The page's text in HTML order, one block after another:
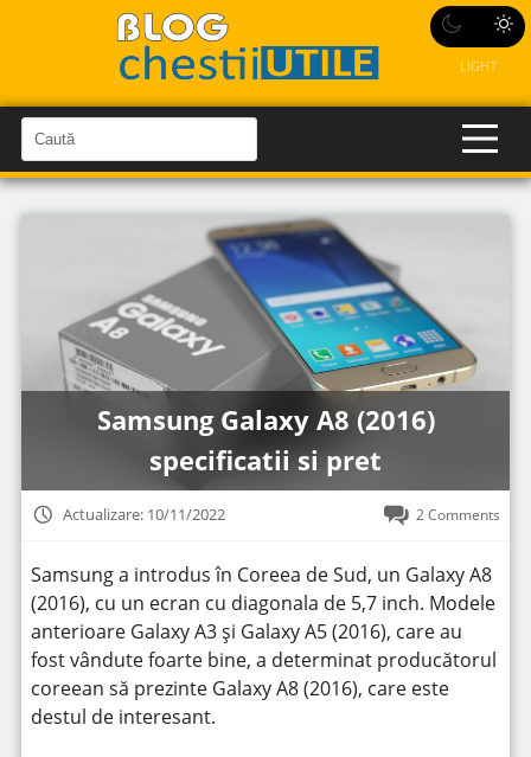
LIGHT
a
u
t
t
C
a
u
Samsung Galaxy A8 (2016)
specificatii si pret
Actualizare: 10/11/2022 2 Comments
Samsung a introdus în Coreea de Sud, un Galaxy A8
(2016), cu un ecran cu diagonala de 5,7 inch. Modele
anterioare Galaxy A3 și Galaxy A5 (2016), care au
fost vândute foarte bine, a determinat producătorul
coreean să prezinte Galaxy A8 (2016), care este
destul de interesant.